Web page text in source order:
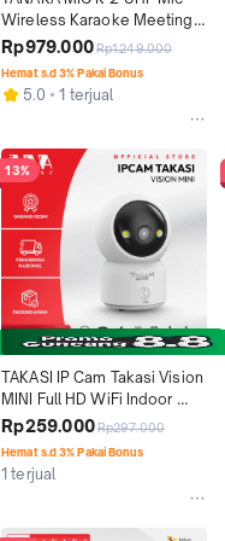
Wireless Karaoke Meeting
Professional Rackmount
Receiver Unit Double
Microphone Sinyal Stabil
Rp979.000Rp1.249.000
Hemat s.d 3% Pakai Bonus
5.0 1 terjual
13%
TAKASI IP Cam Takasi Vision
MINI Full HD WiFi Indoor
CCTV Remote Viewing
Komunikasi Dua Arah
Garansi Resmi 1 Tahun
Rp259.000Rp297.000
Hemat s.d 3% Pakai Bonus
1 terjual